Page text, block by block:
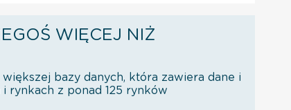
WIĘCEJ NIŻ
bazy danych, która zawiera dane i
rynkach z ponad 125 rynków